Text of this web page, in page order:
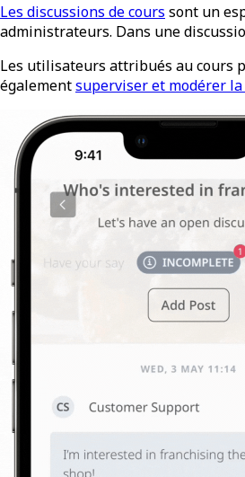
Les discussions de cours sont un
administrateurs. Dans une
Les utilisateurs attribués au cours
égalementsuperviser et modérer